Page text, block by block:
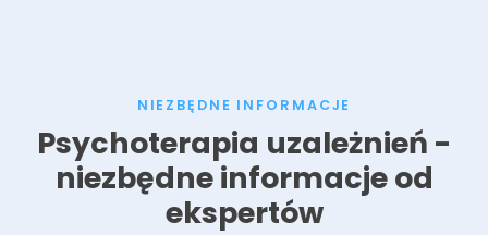
NIEZBĘDNE INFORMACJE
Psychoterapia uzależnień -
niezbędne informacje od
ekspertów